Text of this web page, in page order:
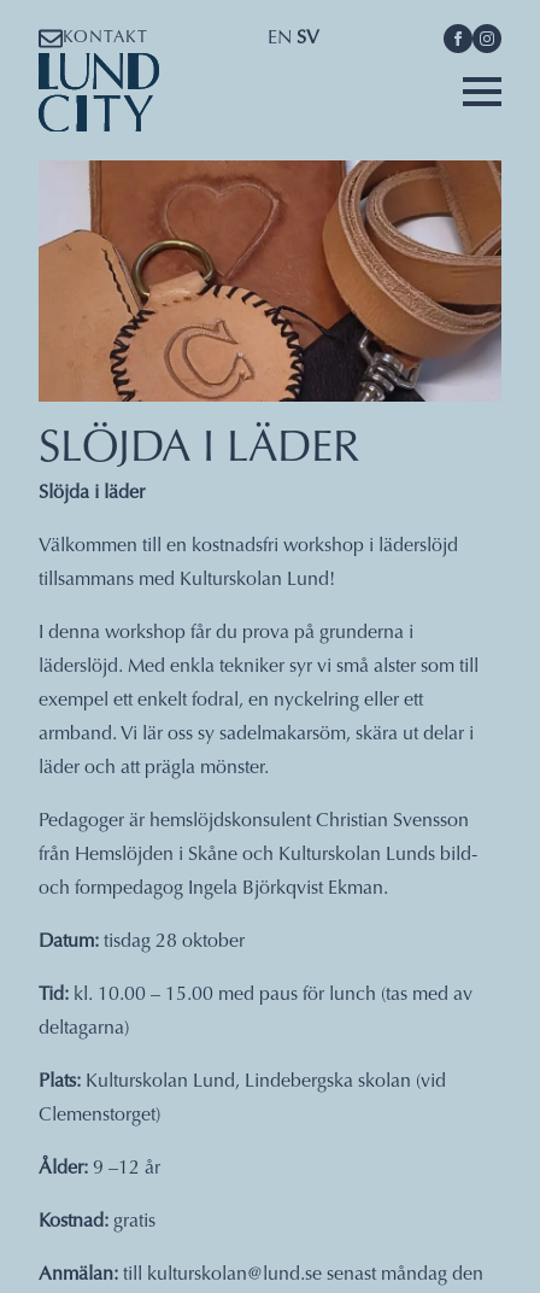
KONTAKT EN SV
SLÖJDA I LÄDER
Slöjda i läder
Välkommen till en kostnadsfri workshop i läderslöjd
tillsammans med Kulturskolan Lund!
I denna workshop får du prova på grunderna i
läderslöjd. Med enkla tekniker syr vi små alster som till
exempel ett enkelt fodral, en nyckelring eller ett
armband. Vi lär oss sy sadelmakarsöm, skära ut delar i
läder och att prägla mönster.
Pedagoger är hemslöjdskonsulent Christian Svensson
från Hemslöjden i Skåne och Kulturskolan Lunds bild-
och formpedagog Ingela Björkqvist Ekman.
Datum: tisdag 28 oktober
Tid: kl. 10.00 – 15.00 med paus för lunch (tas med av
deltagarna)
Plats: Kulturskolan Lund, Lindebergska skolan (vid
Clemenstorget)
Ålder: 9 –12 år
Kostnad: gratis
Anmälan: till kulturskolan@lund.se senast måndag den